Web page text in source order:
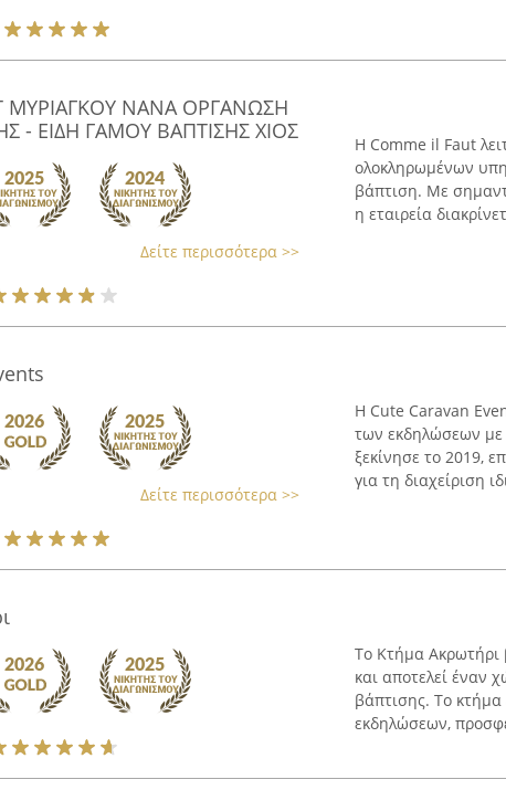
ΜΥΡΙΑΓΚΟΥ ΝΑΝΑ ΟΡΓΑΝΩΣΗ
- ΕΙΔΗ ΓΑΜΟΥ ΒΑΠΤΙΣΗΣ ΧΙΟΣ
Δείτε περισσότερα >>
Η Comme il Faut
ολοκληρωμένων
βάπτιση. Με
η εταιρεία
Δείτε περισσότερα >>
Η Cute Caravan
των εκδηλώσεων με
ξεκίνησε το 2019,
για τη διαχείριση
Το Κτήμα Ακρωτήρι
και αποτελεί έναν
βάπτισης. Το κτήμα
εκδηλώσεων,